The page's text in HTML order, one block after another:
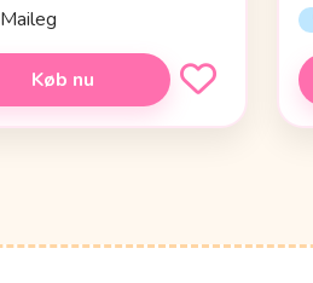
Maileg
Køb nu